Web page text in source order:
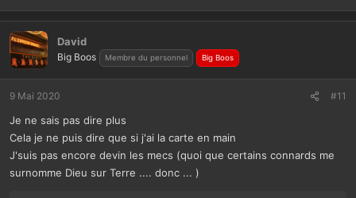
David
Big Boos Membre du personnel Big Boos
9 Mai 2020 #11
Je ne sais pas dire plus
Cela je ne puis dire que si j'ai la carte en main
J'suis pas encore devin les mecs (quoi que certains connards me
surnomme Dieu sur Terre .... donc ... )